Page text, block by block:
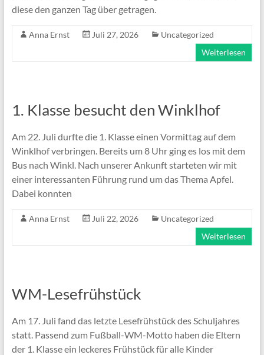
diese den ganzen Tag über getragen.
Anna Ernst Juli 27, 2026
Uncategorized
Weiterlesen
1. Klasse besucht den Winklhof
Am 22. Juli durfte die 1. Klasse einen Vormittag auf dem
Winklhof verbringen. Bereits um 8 Uhr ging es los mit dem
Bus nach Winkl. Nach unserer Ankunft starteten wir mit
einer interessanten Führung rund um das Thema Apfel.
Dabei konnten
Anna Ernst Juli 22, 2026
Uncategorized
Weiterlesen
WM-Lesefrühstück
Am 17. Juli fand das letzte Lesefrühstück des Schuljahres
statt. Passend zum Fußball-WM-Motto haben die Eltern
der 1. Klasse ein leckeres Frühstück für alle Kinder